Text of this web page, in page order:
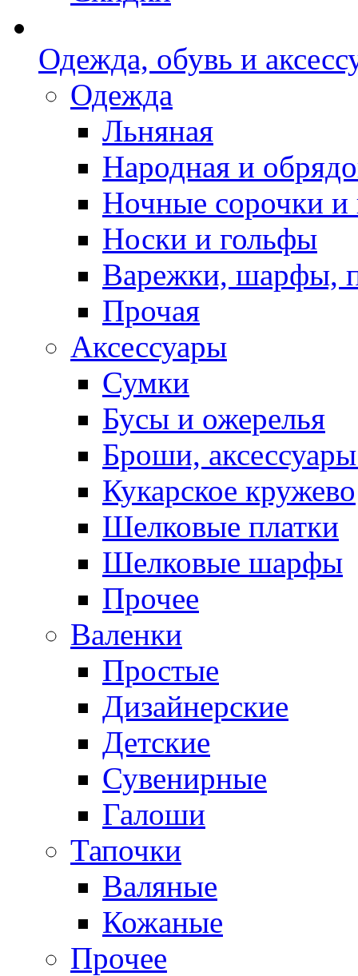
Одежда, обувь и
Одежда
Льняная
Народная и
Ночные сорочки
Носки и гольфы
Варежки, шарфы,
Прочая
Аксессуары
Сумки
Бусы и ожерелья
Броши,
Кукарское кружево
Шелковые платки
Шелковые шарфы
Прочее
Валенки
Простые
Дизайнерские
Детские
Сувенирные
Галоши
Тапочки
Валяные
Кожаные
Прочее